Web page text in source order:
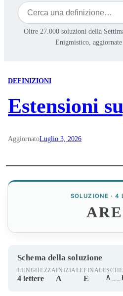
Cerca
Oltre 27.000 soluzioni della
Enigmistico,
DEFINIZIONI
Estensioni
AggiornatoLuglio 3, 2026
SOLUZIONE · 4
Schema della soluzione
LUNGHEZZA
4 lettere
INIZIALE
A
FINALE
E